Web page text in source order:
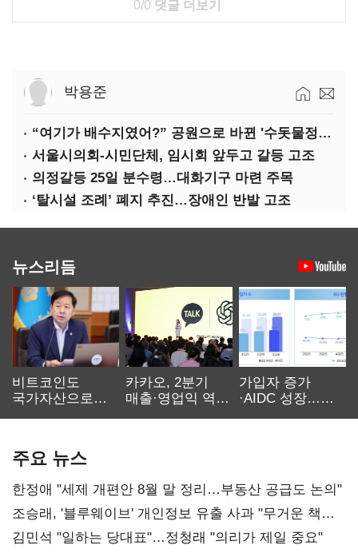
0/0 댓글 더보기
박용준
“여기가 배수지였어?” 공원으로 바뀐 '수돗물정거장'
서울시의회-시민단체, 임시회 앞두고 갈등 고조
의정갈등 25일 분수령…대화기구 마련 주목
‘탈시설 조례’ 폐지 추진…장애인 반발 고조
뉴스리듬
비트코인도
국가자산으로…'
카카오, 2분기
매출·영업익 역대
가입자 증가
·AIDC 성장…
주요 뉴스
한정애 "세제 개편안 8월 말 정리…부동산 공급도 논의"
조승래, '블루웨이브' 개인정보 유출 사과 "무거운 책임
통감"
김민석 "일하는 당대표"…정청래 "의리가 제일 중요"